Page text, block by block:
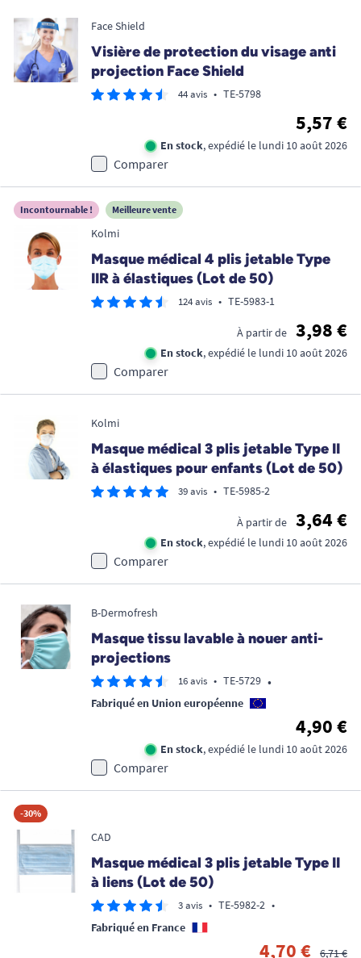
Face Shield
Visière de protection du visage anti
projection Face Shield
44 avis • TE-5798
5,57 €
En stock, expédié le lundi 10 août 2026
Comparer
Incontournable ! Meilleure vente
Kolmi
Masque médical 4 plis jetable Type
IIR à élastiques (Lot de 50)
124 avis • TE-5983-1
À partir de 3,98 €
En stock, expédié le lundi 10 août 2026
Comparer
Kolmi
Masque médical 3 plis jetable Type II
à élastiques pour enfants (Lot de 50)
39 avis • TE-5985-2
À partir de 3,64 €
En stock, expédié le lundi 10 août 2026
Comparer
B-Dermofresh
Masque tissu lavable à nouer anti-
projections
16 avis • TE-5729 •
Fabriqué en Union européenne
4,90 €
En stock, expédié le lundi 10 août 2026
Comparer
-30%
CAD
Masque médical 3 plis jetable Type II
à liens (Lot de 50)
3 avis • TE-5982-2 •
Fabriqué en France
4,70 € 6,71 €